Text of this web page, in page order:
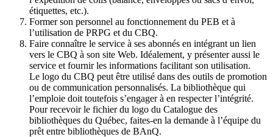
étiquettes, etc.).
Former son personnel au fonctionnement du PEB et à
l’utilisation de PRPG et du CBQ.
Faire connaître le service à ses abonnés en intégrant un lien
vers le CBQ à son site Web. Idéalement, y présenter aussi le
service et fournir les informations facilitant son utilisation.
Le logo du CBQ peut être utilisé dans des outils de promotion
ou de communication personnalisés. La bibliothèque qui
l’emploie doit toutefois s’engager à en respecter l’intégrité.
Pour recevoir le fichier du logo du Catalogue des
bibliothèques du Québec, faites-en la demande à l’équipe du
prêt entre bibliothèques de BAnQ.